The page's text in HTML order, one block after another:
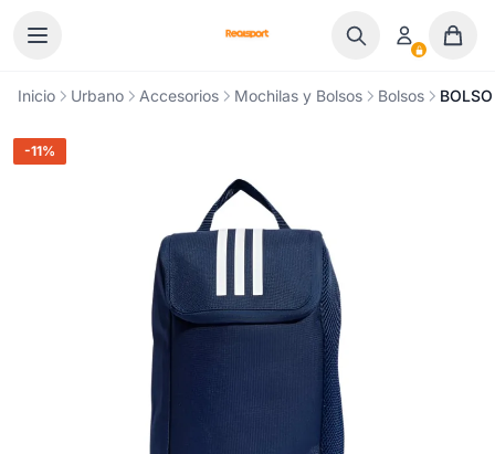
Inicio Urbano Accesorios Mochilas y Bolsos Bolsos
-11%